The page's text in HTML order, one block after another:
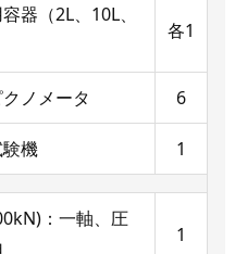
器（2L、10L、
各1
ノメータ 6
機 1
：一軸、圧
1